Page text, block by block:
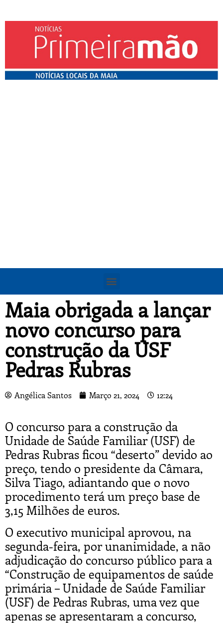
Maia obrigada a lançar
novo concurso para
construção da USF
Pedras Rubras
Angélica Santos Março 21, 2024 12:24
O concurso para a construção da
Unidade de Saúde Familiar (USF) de
Pedras Rubras ficou “deserto” devido ao
preço, tendo o presidente da Câmara,
Silva Tiago, adiantando que o novo
procedimento terá um preço base de
3,15 Milhões de euros.
O executivo municipal aprovou, na
segunda-feira, por unanimidade, a não
adjudicação do concurso público para a
“Construção de equipamentos de saúde
primária – Unidade de Saúde Familiar
(USF) de Pedras Rubras, uma vez que
apenas se apresentaram a concurso,